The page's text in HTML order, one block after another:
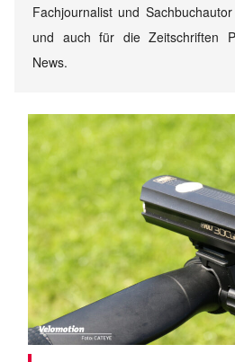
Fachjournalist und
und auch für die Zeitschriften
News.